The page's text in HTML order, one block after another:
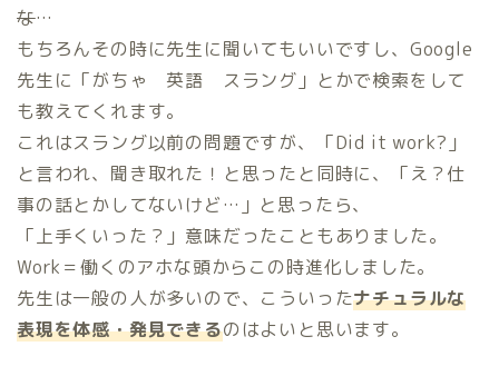
な…
もちろんその時に先生に聞いてもいいですし、Google
先生に「がちゃ 英語 スラング」とかで検索をして
も教えてくれます。
これはスラング以前の問題ですが、「Did it work?」
と言われ、聞き取れた！と思ったと同時に、「え？仕
事の話とかしてないけど…」と思ったら、
「上手くいった？」意味だったこともありました。
Work＝働くのアホな頭からこの時進化しました。
先生は一般の人が多いので、こういったナチュラルな
表現を体感・発見できるのはよいと思います。